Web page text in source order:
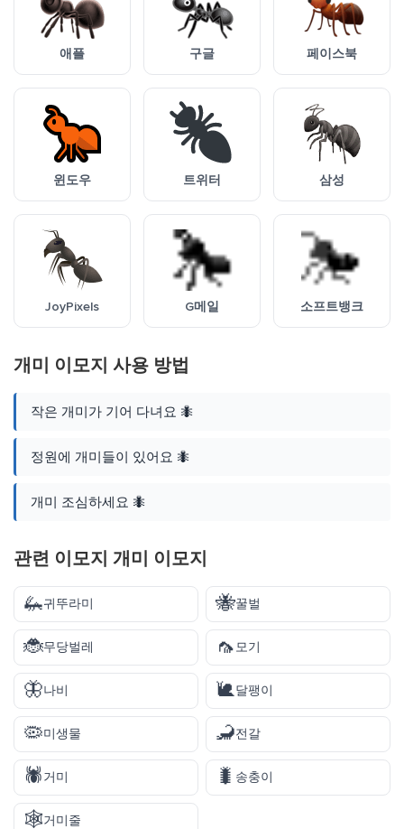
애플 구글 페이스북
윈도우 트위터 삼성
JoyPixels G메일 소프트뱅크
개미 이모지 사용 방법
작은 개미가 기어 다녀요 🐜
정원에 개미들이 있어요 🐜
개미 조심하세요 🐜
관련 이모지 개미 이모지
🦗귀뚜라미 🐝꿀벌
🐞무당벌레 🦟모기
🦋나비 🐌달팽이
🦠미생물 🦂전갈
🕷️거미 🐛 송충이
🕸️거미줄